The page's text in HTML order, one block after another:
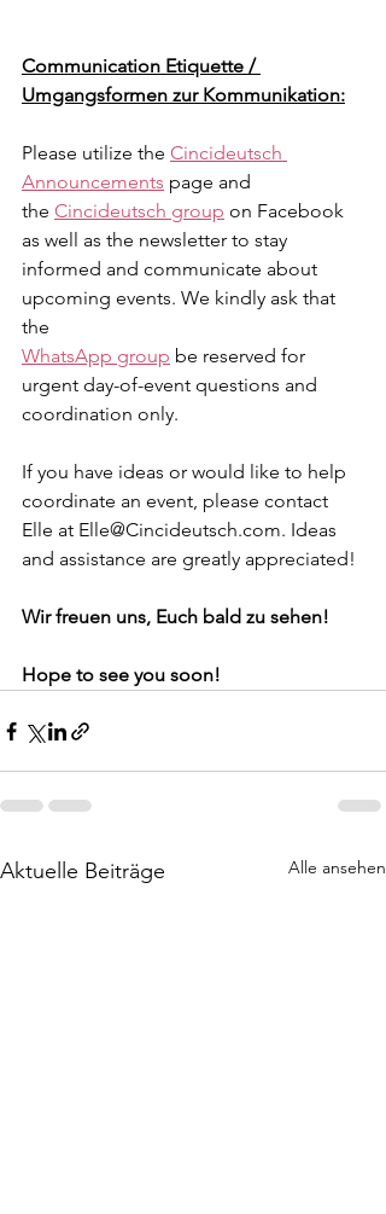
Communication Etiquette /
Umgangsformen zur Kommunikation:
Please utilize the Cincideutsch
Announcements page and
the Cincideutsch group on Facebook
as well as the newsletter to stay
informed and communicate about
upcoming events. We kindly ask that
the
WhatsApp group be reserved for
urgent day-of-event questions and
coordination only.
If you have ideas or would like to help
coordinate an event, please contact
Elle at Elle@Cincideutsch.com. Ideas
and assistance are greatly appreciated!
Wir freuen uns, Euch bald zu sehen!
Hope to see you soon!
Aktuelle Beiträge Alle ansehen